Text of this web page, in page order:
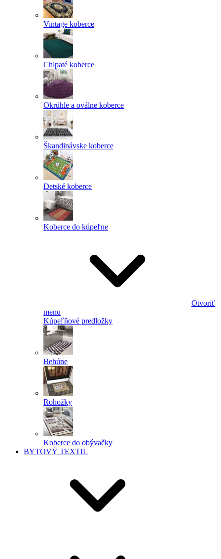
Vintage koberce
Chlpaté koberce
Okrúhle a oválne koberce
Škandinávske koberce
Detské koberce
Koberce do kúpeľne
Otvoriť
menu
Kúpeľňové predložky
Behúne
Rohožky
Koberce do obývačky
BYTOVÝ TEXTIL